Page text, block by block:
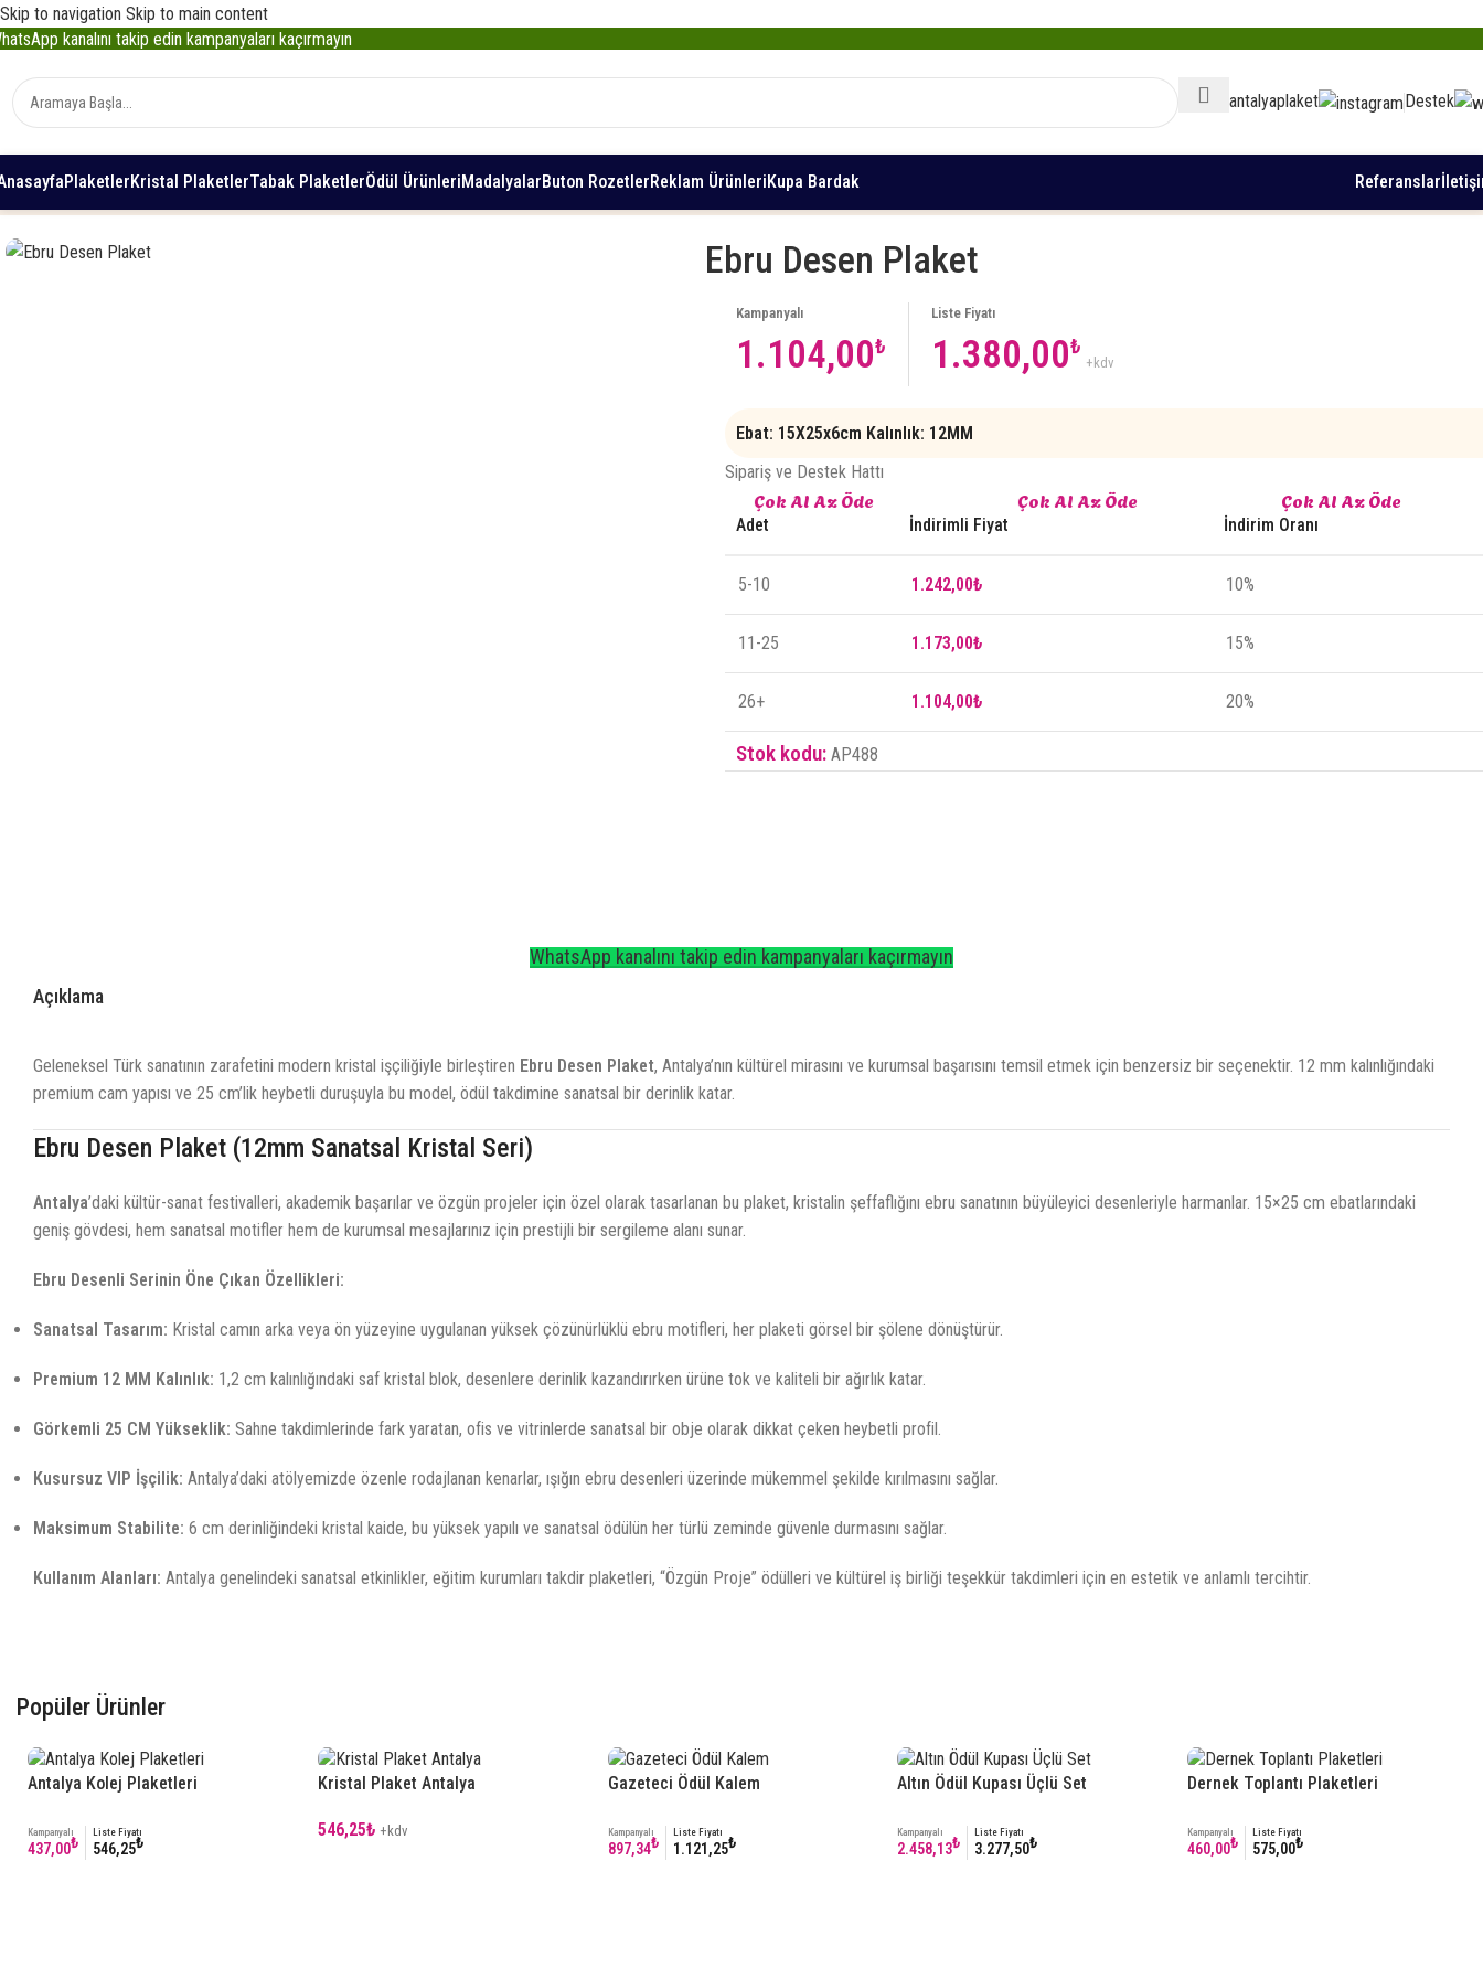
Skip to navigation Skip to main content
kanalını takip edin kampanyaları kaçırmayın
/antalyaplaket Destek
PlaketlerKristal PlaketlerTabak PlaketlerÖdül ÜrünleriMadalyalarButon RozetlerReklam ÜrünleriKupa Bardak Referanslar
Ana Sayfa/Plaketler/Vip Kristal Plaketler /Ebru Desen Plaket
Ebru Desen Plaket
Kampanyalı
1.104,00₺
Liste Fiyatı
1.380,00₺
+kdv
Ebat: 15X25x6cm Kalınlık: 12MM
Sipariş ve Destek Hattı
Çok Al Az Öde Çok Al Az Öde Çok Al Az Öde
Adet İndirimli Fiyat İndirim Oranı
5-10 1.242,00₺ 10%
11-25 1.173,00₺ 15%
26+ 1.104,00₺ 20%
Stok kodu: AP488
‎WhatsApp kanalını takip edin kampanyaları kaçırmayın
Açıklama
Geleneksel Türk sanatının zarafetini modern kristal işçiliğiyle birleştiren Ebru Desen Plaket, Antalya’nın kültürel mirasını ve kurumsal başarısını temsil etmek için benzersiz bir seçenektir. 12 mm kalınlığındaki
premium cam yapısı ve 25 cm’lik heybetli duruşuyla bu model, ödül takdimine sanatsal bir derinlik katar.
Ebru Desen Plaket (12mm Sanatsal Kristal Seri)
Antalya’daki kültür-sanat festivalleri, akademik başarılar ve özgün projeler için özel olarak tasarlanan bu plaket, kristalin şeffaflığını ebru sanatının büyüleyici desenleriyle harmanlar. 15×25 cm ebatlarındaki
geniş gövdesi, hem sanatsal motifler hem de kurumsal mesajlarınız için prestijli bir sergileme alanı sunar.
Ebru Desenli Serinin Öne Çıkan Özellikleri:
Sanatsal Tasarım: Kristal camın arka veya ön yüzeyine uygulanan yüksek çözünürlüklü ebru motifleri, her plaketi görsel bir şölene dönüştürür.
Premium 12 MM Kalınlık: 1,2 cm kalınlığındaki saf kristal blok, desenlere derinlik kazandırırken ürüne tok ve kaliteli bir ağırlık katar.
Görkemli 25 CM Yükseklik: Sahne takdimlerinde fark yaratan, ofis ve vitrinlerde sanatsal bir obje olarak dikkat çeken heybetli profil.
Kusursuz VIP İşçilik: Antalya’daki atölyemizde özenle rodajlanan kenarlar, ışığın ebru desenleri üzerinde mükemmel şekilde kırılmasını sağlar.
Maksimum Stabilite: 6 cm derinliğindeki kristal kaide, bu yüksek yapılı ve sanatsal ödülün her türlü zeminde güvenle durmasını sağlar.
Kullanım Alanları: Antalya genelindeki sanatsal etkinlikler, eğitim kurumları takdir plaketleri, “Özgün Proje” ödülleri ve kültürel iş birliği teşekkür takdimleri için en estetik ve anlamlı tercihtir.
Popüler Ürünler
Antalya Kolej Plaketleri
Kampanyalı
437,00₺
Liste Fiyatı
546,25₺
Kristal Plaket Antalya
546,25₺ +kdv
Gazeteci Ödül Kalem
Kampanyalı
897,34₺
Liste Fiyatı
1.121,25₺
Altın Ödül Kupası Üçlü Set
Kampanyalı
2.458,13₺
Liste Fiyatı
3.277,50₺
Dernek Toplantı Plaketleri
Kampanyalı
460,00₺
Liste Fiyatı
575,00₺